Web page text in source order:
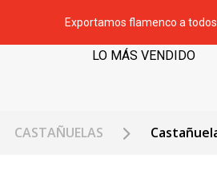
Exportamos flamenco a
LO MÁS VENDIDO
CASTAÑUELAS